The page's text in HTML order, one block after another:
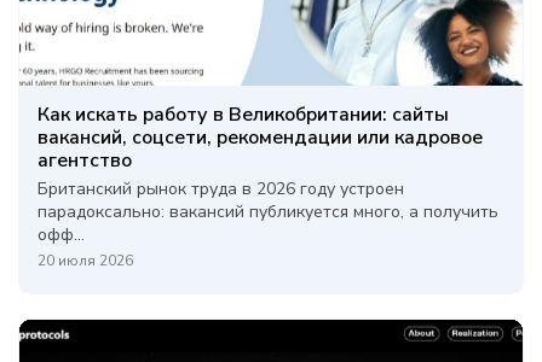
Как искать работу в Великобритании: сайты
вакансий, соцсети, рекомендации или кадровое
агентство
Британский рынок труда в 2026 году устроен
парадоксально: вакансий публикуется много, а получить
офф...
20 июля 2026